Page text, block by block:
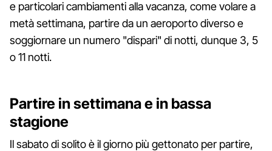
e particolari cambiamenti alla vacanza, come volare a
metà settimana, partire da un aeroporto diverso e
soggiornare un numero "dispari" di notti, dunque 3, 5
o 11 notti.
Partire in settimana e in bassa
stagione
Il sabato di solito è il giorno più gettonato per partire,